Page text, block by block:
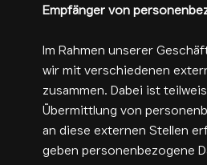
Empfänger von
Im Rahmen unserer
wir mit verschiedenen
zusammen. Dabei ist
Übermittlung von
an diese externen Stellen
geben personenbezogene